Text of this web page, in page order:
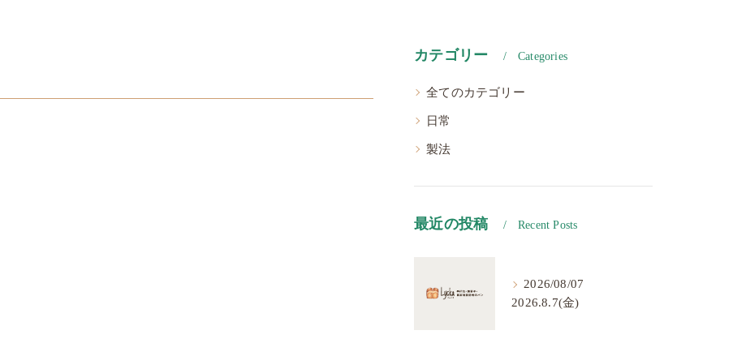
カテゴリー Categories
全てのカテゴリー
日常
製法
最近の投稿 Recent Posts
2026/08/07
2026.8.7(金)